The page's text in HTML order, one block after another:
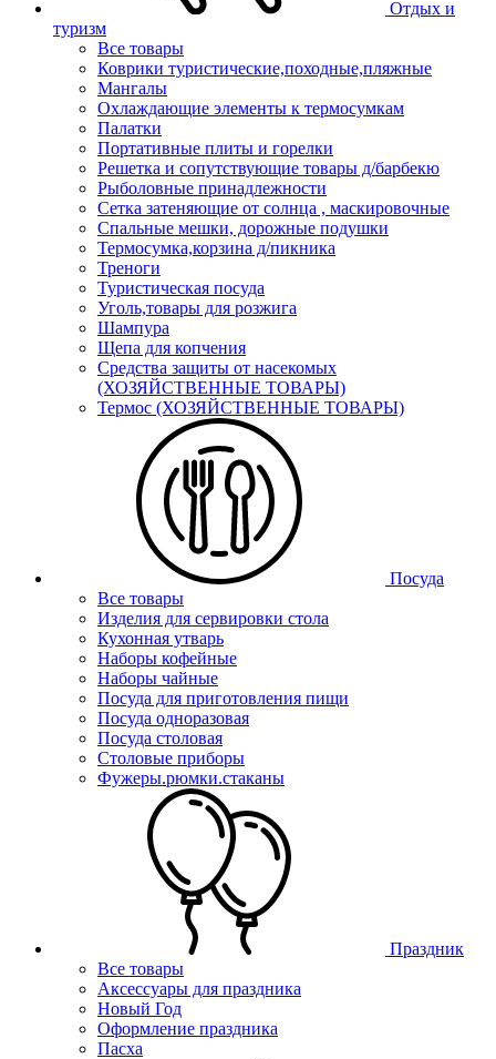
Отдых и
туризм
Все товары
Коврики туристические,походные,пляжные
Мангалы
Охлаждающие элементы к термосумкам
Палатки
Портативные плиты и горелки
Решетка и сопутствующие товары д/барбекю
Рыболовные принадлежности
Сетка затеняющие от солнца , маскировочные
Спальные мешки, дорожные подушки
Термосумка,корзина д/пикника
Треноги
Туристическая посуда
Уголь,товары для розжига
Шампура
Щепа для копчения
Средства защиты от насекомых
(ХОЗЯЙСТВЕННЫЕ ТОВАРЫ)
Термос (ХОЗЯЙСТВЕННЫЕ ТОВАРЫ)
Посуда
Все товары
Изделия для сервировки стола
Кухонная утварь
Наборы кофейные
Наборы чайные
Посуда для приготовления пищи
Посуда одноразовая
Посуда столовая
Столовые приборы
Фужеры.рюмки.стаканы
Праздник
Все товары
Аксессуары для праздника
Новый Год
Оформление праздника
Пасха